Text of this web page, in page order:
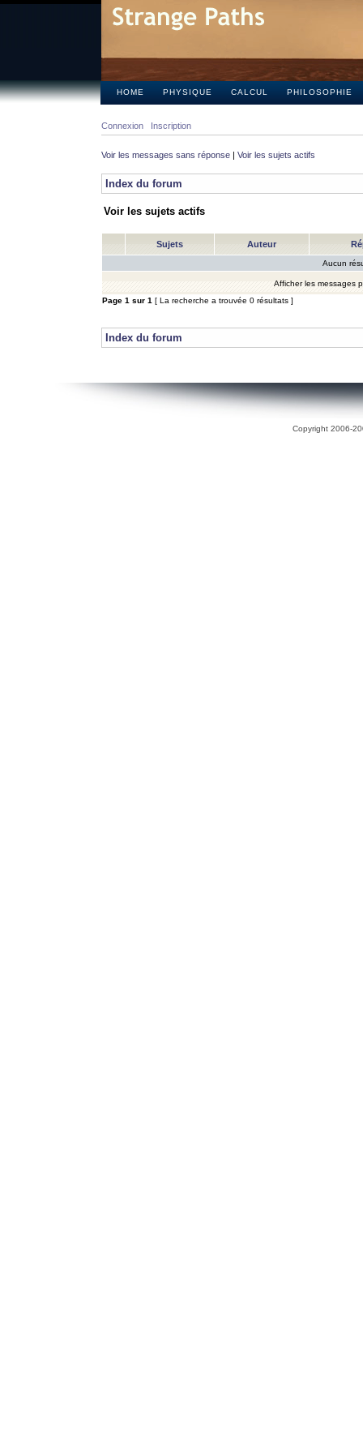
HOME PHYSIQUE CALCUL PHILOSOPHIE
Connexion Inscription
Voir les messages sans réponse | Voir les sujets actifs
Index du forum
Voir les sujets actifs
Sujets Auteur
Aucun
Afficher les messages
Page 1 sur 1 [ La recherche a trouvée 0 résultats ]
Index du forum
Copyright 2006-